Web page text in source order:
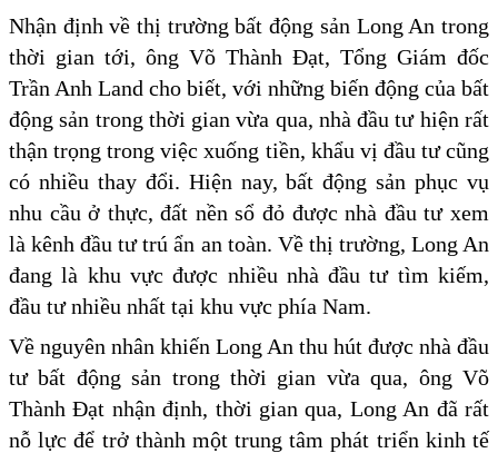
Nhận định về thị trường bất động sản Long An trong
thời gian tới, ông Võ Thành Đạt, Tổng Giám đốc
Trần Anh Land cho biết, với những biến động của bất
động sản trong thời gian vừa qua, nhà đầu tư hiện rất
thận trọng trong việc xuống tiền, khẩu vị đầu tư cũng
có nhiều thay đổi. Hiện nay, bất động sản phục vụ
nhu cầu ở thực, đất nền sổ đỏ được nhà đầu tư xem
là kênh đầu tư trú ẩn an toàn. Về thị trường, Long An
đang là khu vực được nhiều nhà đầu tư tìm kiếm,
đầu tư nhiều nhất tại khu vực phía Nam.
Về nguyên nhân khiến Long An thu hút được nhà đầu
tư bất động sản trong thời gian vừa qua, ông Võ
Thành Đạt nhận định, thời gian qua, Long An đã rất
nỗ lực để trở thành một trung tâm phát triển kinh tế